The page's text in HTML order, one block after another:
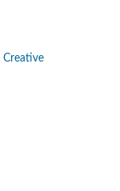
Creative